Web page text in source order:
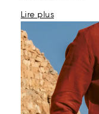
Lire plus